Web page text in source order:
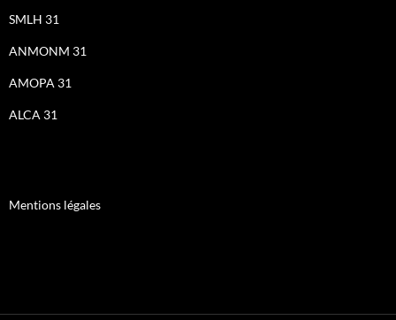
SMLH 31
ANMONM 31
AMOPA 31
ALCA 31
Mentions légales